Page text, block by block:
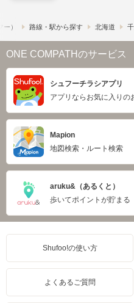
） 路線・駅から探す 北海道
ONE COMPATHのサービス
シュフーチラシアプリ
アプリならお気に入りの
Mapion
地図検索・ルート検索
aruku&（あるくと）
歩いてポイントが貯まる
Shufoo!の使い方
よくあるご質問